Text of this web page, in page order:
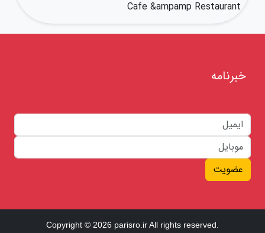
Cafe &ampamp Restaurant
خبرنامه
عضویت
Copyright © 2026 parisro.ir All rights reserved.